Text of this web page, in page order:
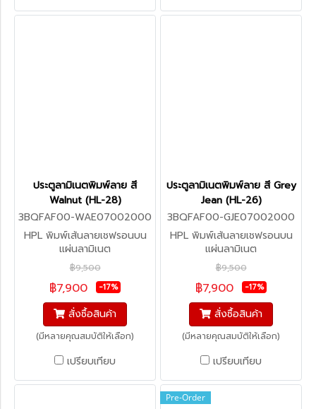
ประตูลามิเนตพิมพ์ลาย สี
Walnut (HL-28)
3BQFAF00-WAE07002000
HPL พิมพ์เส้นลายเชฟรอนบน
แผ่นลามิเนต
฿9,500
฿7,900 -17%
สั่งซื้อสินค้า
(มีหลายคุณสมบัติให้เลือก)
เปรียบเทียบ
ประตูลามิเนตพิมพ์ลาย สี Grey
Jean (HL-26)
3BQFAF00-GJE07002000
HPL พิมพ์เส้นลายเชฟรอนบน
แผ่นลามิเนต
฿9,500
฿7,900 -17%
สั่งซื้อสินค้า
(มีหลายคุณสมบัติให้เลือก)
เปรียบเทียบ
Pre-Order